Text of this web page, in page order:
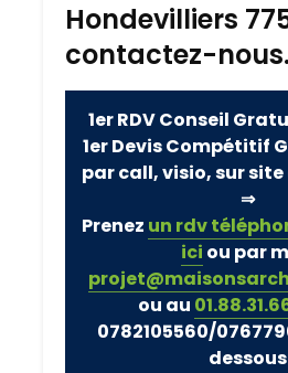
Hondevilliers
contactez-nous.
1er RDV Conseil
1er Devis Compétitif
par call, visio, sur
⇒
Prenez un rdv
ici ou par
ou au
0782105560/
dessous